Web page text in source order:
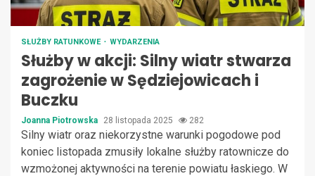
SŁUŻBY RATUNKOWE WYDARZENIA
Służby w akcji: Silny wiatr stwarza
zagrożenie w Sędziejowicach i
Buczku
Joanna Piotrowska 28 listopada 2025 282
Silny wiatr oraz niekorzystne warunki pogodowe pod
koniec listopada zmusiły lokalne służby ratownicze do
wzmożonej aktywności na terenie powiatu łaskiego. W